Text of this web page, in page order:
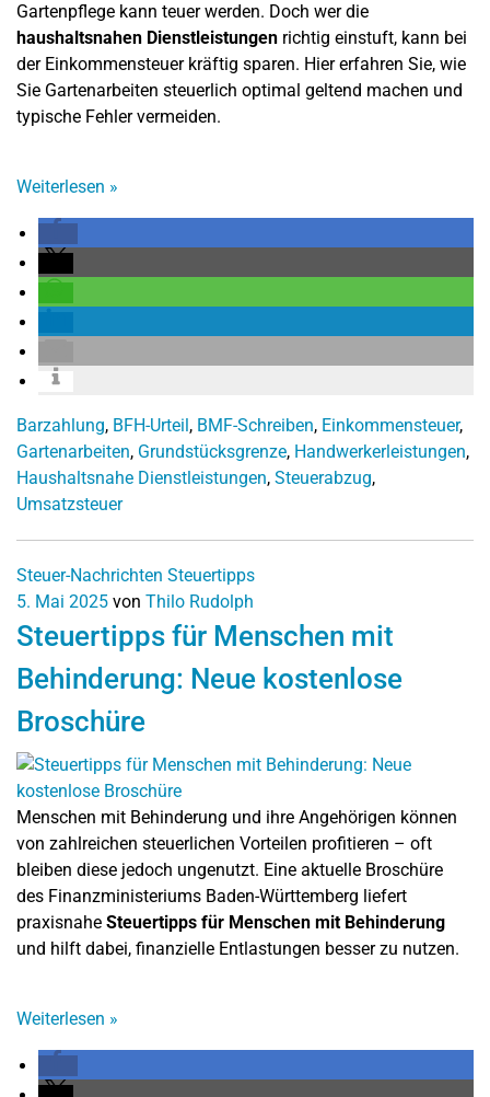
Gartenpflege kann teuer werden. Doch wer die
haushaltsnahen Dienstleistungen richtig einstuft, kann bei
der Einkommensteuer kräftig sparen. Hier erfahren Sie, wie
Sie Gartenarbeiten steuerlich optimal geltend machen und
typische Fehler vermeiden.
Weiterlesen »
Barzahlung, BFH-Urteil, BMF-Schreiben, Einkommensteuer,
Gartenarbeiten, Grundstücksgrenze, Handwerkerleistungen,
Haushaltsnahe Dienstleistungen, Steuerabzug,
Umsatzsteuer
Steuer-Nachrichten Steuertipps
5. Mai 2025 von Thilo Rudolph
Steuertipps für Menschen mit
Behinderung: Neue kostenlose
Broschüre
Menschen mit Behinderung und ihre Angehörigen können
von zahlreichen steuerlichen Vorteilen profitieren – oft
bleiben diese jedoch ungenutzt. Eine aktuelle Broschüre
des Finanzministeriums Baden-Württemberg liefert
praxisnahe Steuertipps für Menschen mit Behinderung
und hilft dabei, finanzielle Entlastungen besser zu nutzen.
Weiterlesen »